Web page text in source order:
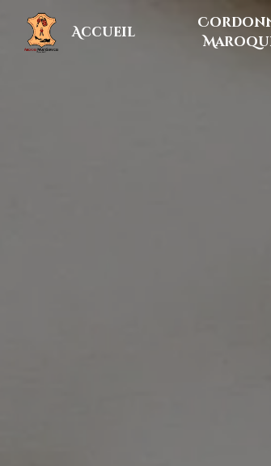
Accueil
Panneau de gestion des cookies